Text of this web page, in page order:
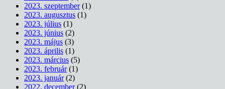
2023. szeptember(1)
2023. augusztus (1)
2023. július (1)
2023. június (2)
2023. május (3)
2023. április (1)
2023. március (5)
2023. február(1)
2023. január(2)
2022. december(2)